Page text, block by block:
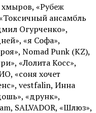
«Рубеж
ансамбль
Огурченко»,
«я Софа»,
Nomad Punk (KZ),
«Лолита Косс»,
«соня хочет
vestfalin, Инна
«друнк»,
SALVADOR, «Шлюз»,